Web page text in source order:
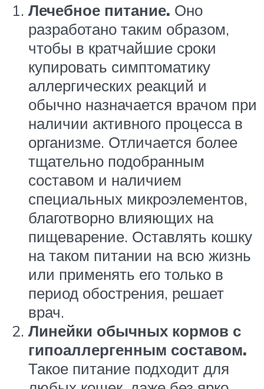
Лечебное питание. Оно
разработано таким образом,
чтобы в кратчайшие сроки
купировать симптоматику
аллергических реакций и
обычно назначается врачом при
наличии активного процесса в
организме. Отличается более
тщательно подобранным
составом и наличием
специальных микроэлементов,
благотворно влияющих на
пищеварение. Оставлять кошку
на таком питании на всю жизнь
или применять его только в
период обострения, решает
врач.
Линейки обычных кормов с
гипоаллергенным составом.
Такое питание подходит для